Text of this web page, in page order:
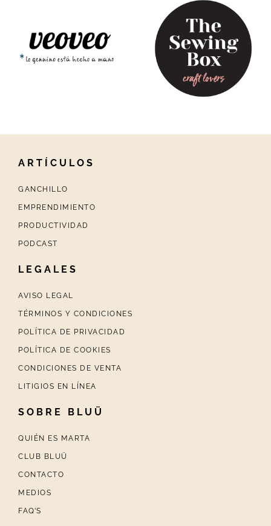
ARTÍCULOS
GANCHILLO
EMPRENDIMIENTO
PRODUCTIVIDAD
PODCAST
LEGALES
AVISO LEGAL
TÉRMINOS Y CONDICIONES
POLÍTICA DE PRIVACIDAD
POLÍTICA DE COOKIES
CONDICIONES DE VENTA
LITIGIOS EN LÍNEA
SOBRE BLUÜ
QUIÉN ES MARTA
CLUB BLUÜ
CONTACTO
MEDIOS
FAQ’S